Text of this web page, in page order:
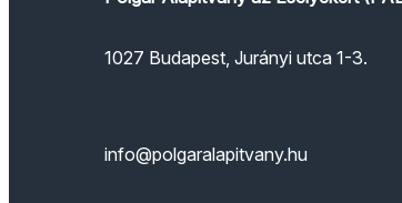
1027 Budapest, Jurányi utca 1-3.
info@polgaralapitvany.hu